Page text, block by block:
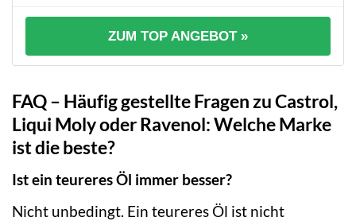
ZUM TOP ANGEBOT »
FAQ – Häufig gestellte Fragen zu Castrol,
Liqui Moly oder Ravenol: Welche Marke
ist die beste?
Ist ein teureres Öl immer besser?
Nicht unbedingt. Ein teureres Öl ist nicht